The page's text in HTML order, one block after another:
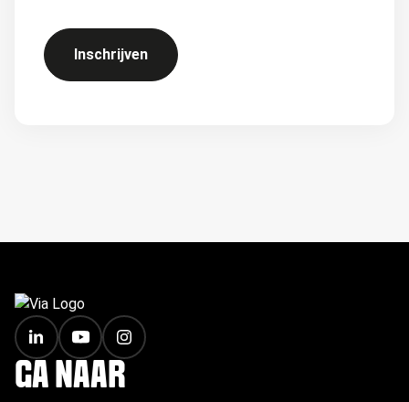
Inschrijven
FOOTER
GA NAAR